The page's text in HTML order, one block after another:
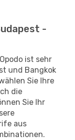
-
ist sehr
und Bangkok
Sie Ihre
die
Sie Ihr
aus